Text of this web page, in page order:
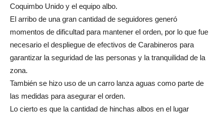
Coquimbo Unido y el equipo albo.
El arribo de una gran cantidad de seguidores generó
momentos de dificultad para mantener el orden, por lo que fue
necesario el despliegue de efectivos de Carabineros para
garantizar la seguridad de las personas y la tranquilidad de la
zona.
También se hizo uso de un carro lanza aguas como parte de
las medidas para asegurar el orden.
Lo cierto es que la cantidad de hinchas albos en el lugar